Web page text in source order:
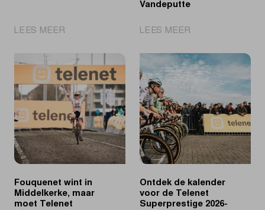
LEES MEER
Wereldbeker
Veldrijden
keert
terug
naar
Groot-
Brittannië
Vandeputte
LEES MEER
is
voor
Vanthourenhout,
in
Telenet
Superprestige
voor
Vandeputte
Fouquenet wint in
Middelkerke, maar
moet Telenet
Ontdek de kalender
voor de Telenet
Superprestige 2026-